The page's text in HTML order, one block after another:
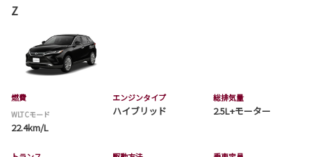
Z
燃費
WLTCモード
22.4km/L
エンジンタイプ
ハイブリッド
総排気量
2.5L+モーター